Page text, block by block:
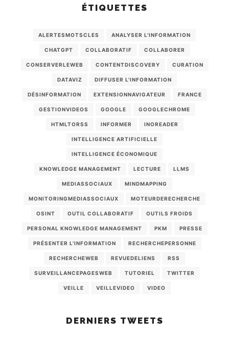
ÉTIQUETTES
ALERTESMOTSCLES ANALYSER L'INFORMATION
CHATGPT COLLABORATIF COLLABORER
CONSERVERLEWEB CONTENTDISCOVERY CURATION
DATAVIZ DIFFUSER L'INFORMATION
DÉSINFORMATION EXTENSIONNAVIGATEUR FRANCE
GESTIONVIDEOS GOOGLE GOOGLECHROME
HTMLTORSS INFORMER INOREADER
INTELLIGENCE ARTIFICIELLE
INTELLIGENCE ÉCONOMIQUE
KNOWLEDGE MANAGEMENT LECTURE LLMS
MEDIASSOCIAUX MINDMAPPING
MONITORINGMEDIASSOCIAUX MOTEURDERECHERCHE
OSINT OUTIL COLLABORATIF OUTILS FROIDS
PERSONAL KNOWLEDGE MANAGEMENT PKM PRESSE
PRÉSENTER L'INFORMATION RECHERCHEPERSONNE
RECHERCHEWEB REVUEDELIENS RSS
SURVEILLANCEPAGESWEB TUTORIEL TWITTER
VEILLE VEILLEVIDEO VIDEO
DERNIERS TWEETS